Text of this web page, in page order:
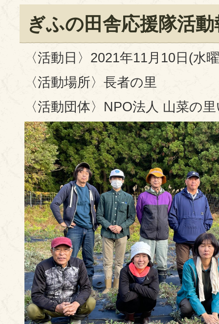
ぎふの田舎応援隊活
〈活動日〉2021年11月10日(水
〈活動場所〉長者の里
〈活動団体〉NPO法人 山菜の